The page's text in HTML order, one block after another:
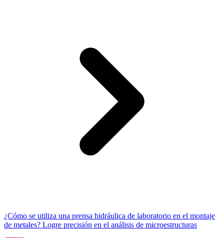
¿Cómo se utiliza una prensa hidráulica de laboratorio en el montaje
de metales? Logre precisión en el análisis de microestructuras